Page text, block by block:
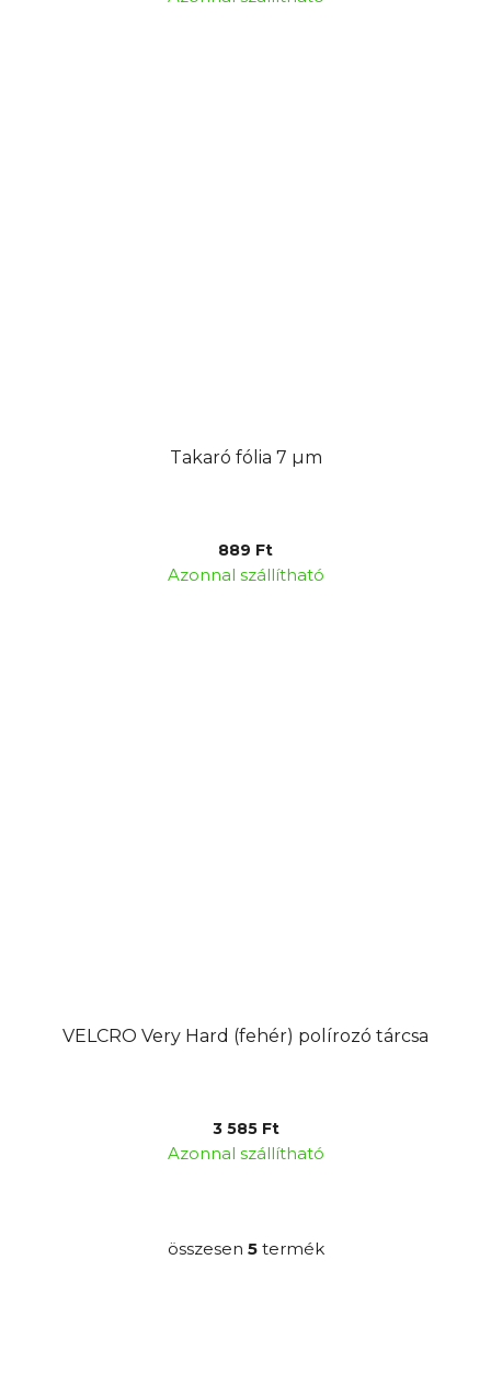
Takaró fólia 7 µm
889 Ft
Azonnal szállítható
VELCRO Very Hard (fehér) polírozó tárcsa
3 585 Ft
Azonnal szállítható
L
összesen 5termék